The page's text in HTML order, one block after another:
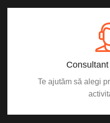
Te ajutăm să alegi